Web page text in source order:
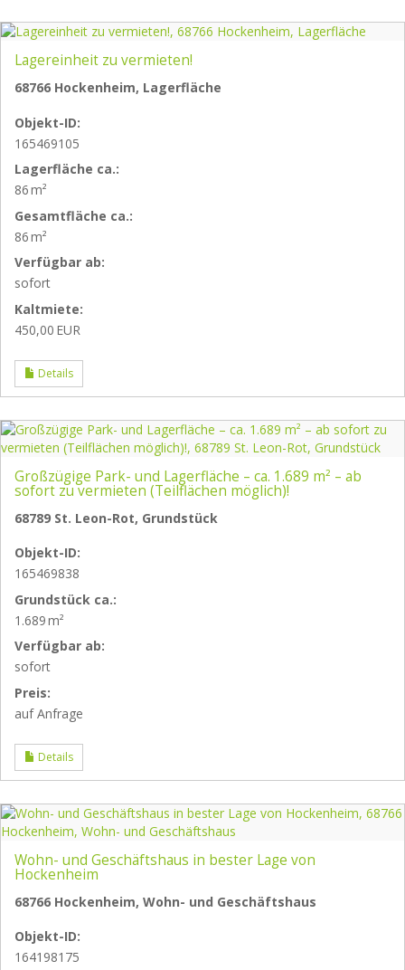
Lagereinheit zu vermieten!
68766 Hockenheim, Lagerfläche
Objekt-ID:
165469105
Lagerfläche ca.:
86 m²
Gesamtfläche ca.:
86 m²
Verfügbar ab:
sofort
Kaltmiete:
450,00 EUR
Details
Großzügige Park- und Lagerfläche – ca. 1.689 m² – ab
sofort zu vermieten (Teilflächen möglich)!
68789 St. Leon-Rot, Grundstück
Objekt-ID:
165469838
Grund­stück ca.:
1.689 m²
Verfügbar ab:
sofort
Preis:
auf Anfrage
Details
Wohn- und Geschäftshaus in bester Lage von
Hockenheim
68766 Hockenheim, Wohn- und Geschäftshaus
Objekt-ID:
164198175